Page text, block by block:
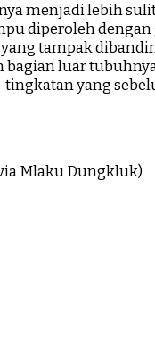
menjadi lebih
diperoleh
tampak
luar
yang
Mlaku Dungkluk)